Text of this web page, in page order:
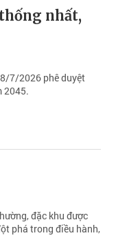
nhất,
7/2026 phê duyệt
2045.
đặc khu được
phá trong điều hành,